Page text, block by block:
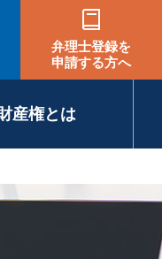
弁理士登録を
申請する方へ
産権とは